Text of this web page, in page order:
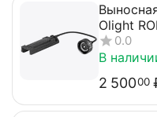
Olight
0.0
В
2 50000